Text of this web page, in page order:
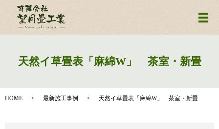
メ
天然イ草畳表「麻綿W」 茶室・新畳
HOME 最新施工事例 天然イ草畳表「麻綿W」 茶室・新畳